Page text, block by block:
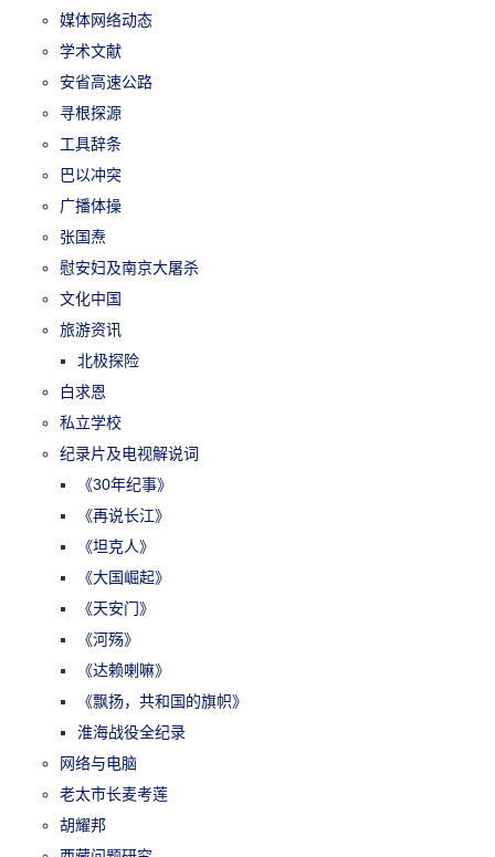
媒体网络动态
学术文献
安省高速公路
寻根探源
工具辞条
巴以冲突
广播体操
张国焘
慰安妇及南京大屠杀
文化中国
旅游资讯
北极探险
白求恩
私立学校
纪录片及电视解说词
《30年纪事》
《再说长江》
《坦克人》
《大国崛起》
《天安门》
《河殇》
《达赖喇嘛》
《飘扬，共和国的旗帜》
淮海战役全纪录
网络与电脑
老太市长麦考莲
胡耀邦